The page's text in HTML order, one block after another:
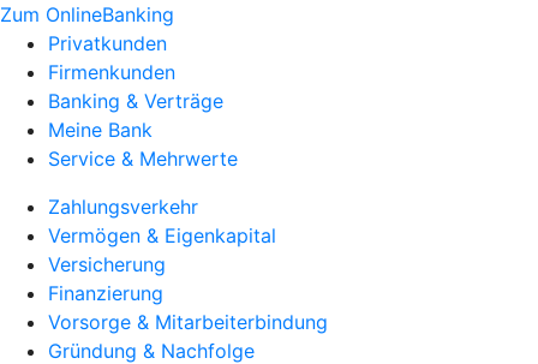
Zum OnlineBanking
Privatkunden
Firmenkunden
Banking & Verträge
Meine Bank
Service & Mehrwerte
Zahlungsverkehr
Vermögen & Eigenkapital
Versicherung
Finanzierung
Vorsorge & Mitarbeiterbindung
Gründung & Nachfolge